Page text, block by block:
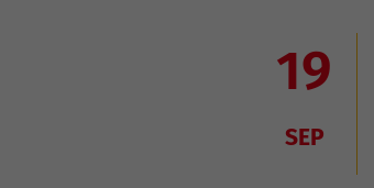
19
SEP